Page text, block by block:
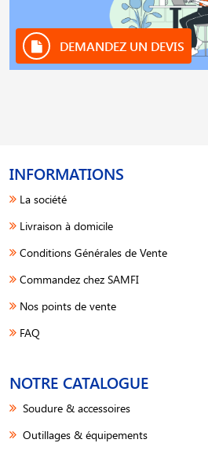
DEMANDEZ UN DEVIS
INFORMATIONS
La société
Livraison à domicile
Conditions Générales de Vente
Commandez chez SAMFI
Nos points de vente
FAQ
NOTRE CATALOGUE
Soudure & accessoires
Outillages & équipements